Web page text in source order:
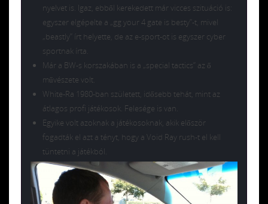
nyelvet is. Igaz, ebből kerekedett már vicces szituáció is:
egyszer elgépelte a „gg your 4 gate is besty”-t, mivel
„beastly” írt helyette, de az e-sport-ot is egyszer cyber
sportnak írta.
Már a BW-s korszakában is a „special tactics” az ő
művészete volt.
White-Ra 1980-ban született, idősebb tehát, mint az
átlagos profi játékosok. Felesége is van.
Egyike volt azoknak a játékosoknak, akik először
fogadták el azt a tényt, hogy a Void Ray rush-t el kell
tüntetni a játékból.